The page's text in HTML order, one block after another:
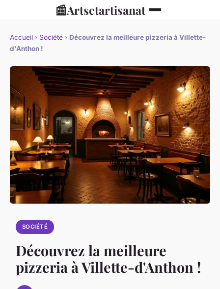
📰Artsetartisanat
Accueil › Société › Découvrez la meilleure pizzeria à Villette-
d'Anthon !
SOCIÉTÉ
Découvrez la meilleure
pizzeria à Villette-d'Anthon !